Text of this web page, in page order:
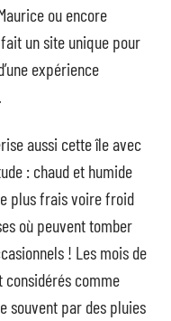
ou encore
un site unique pour
expérience
aussi cette île avec
: chaud et humide
plus frais voire froid
où peuvent tomber
! Les mois de
comme
souvent par des pluies